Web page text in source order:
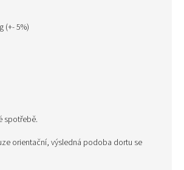
(+- 5%)
spotřebě.
orientační, výsledná podoba dortu se